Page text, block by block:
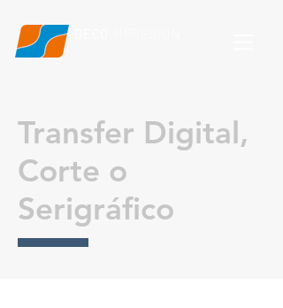
Transfer Digital,
Corte o
Serigráfico